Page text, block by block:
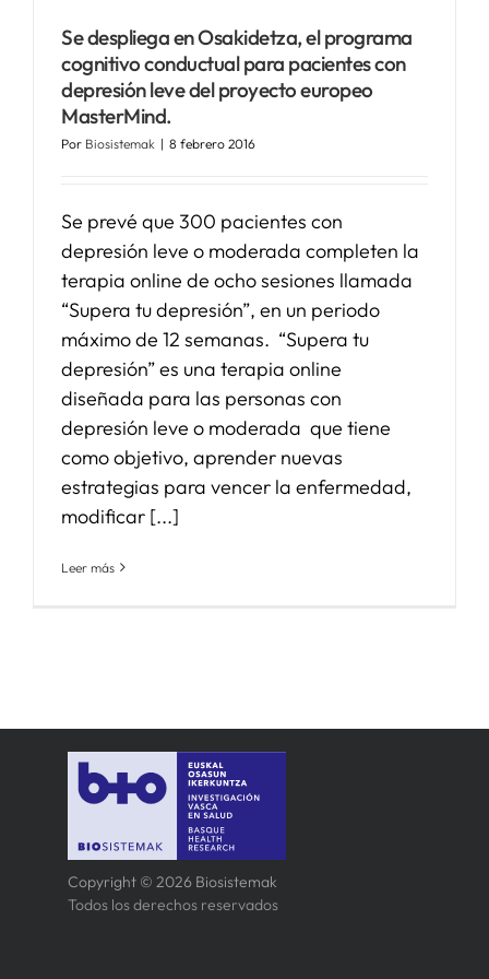
APOYO I+D+I
Se despliega en Osakidetza, el programa
cognitivo conductual para pacientes con
depresión leve del proyecto europeo
MasterMind.
Por Biosistemak | 8 febrero 2016
Se prevé que 300 pacientes con
depresión leve o moderada completen la
terapia online de ocho sesiones llamada
“Supera tu depresión”, en un periodo
máximo de 12 semanas. “Supera tu
depresión” es una terapia online
diseñada para las personas con
depresión leve o moderada que tiene
como objetivo, aprender nuevas
estrategias para vencer la enfermedad,
modificar [...]
Leer más
Copyright © 2026 Biosistemak
Todos los derechos reservados